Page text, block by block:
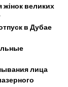
жінок великих
в Дубае
лица